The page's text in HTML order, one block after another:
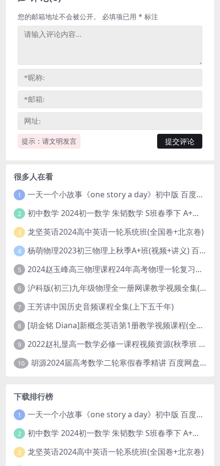
提示：请文明发言
您的邮箱地址不会被公开。 必填项已用 * 标注
很多人在看
1 一天一个小故事《one story a day》初中版 百度网盘分享下载
2 初中数学 2024初一数学 朱韬数学 S班春季下 A+班春季下 百度云网盘
3 龙坚英语2024高中英语一轮系统班(全国卷+北京卷)
4 杨萌物理2023初三物理上秋季A+班(视频+讲义) 百度网盘分享
5 2024赵玉峰高三物理课程24年高考物理一轮复习网课教程
6 沪科版(初三)九年级物理全一册网课教学视频全集(录播版 杜春雨 66讲)
7 王芳讲中国历史音频课程全集(上下五千年)
8 [胡金铭 Diana]新概念英语第1册教学视频课程(全集 百度网盘下载)
9 2022赵礼显高一数学必修一课程视频资源(秋季班 含讲义)百度网盘云
10 胡源2024届高考数学二轮寒假春季精讲 百度网盘分享
下载排行榜
1 一天一个小故事《one story a day》初中版 百度网盘分享下载
2 初中数学 2024初一数学 朱韬数学 S班春季下 A+班春季下 百度云网盘
3
龙坚英语2024高中英语一轮系统班(全国卷+北京卷)